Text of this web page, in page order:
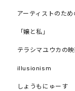
アーティストのた
「嬢と私」
テラシマユウカの
illusionism
しょうもにゅーす